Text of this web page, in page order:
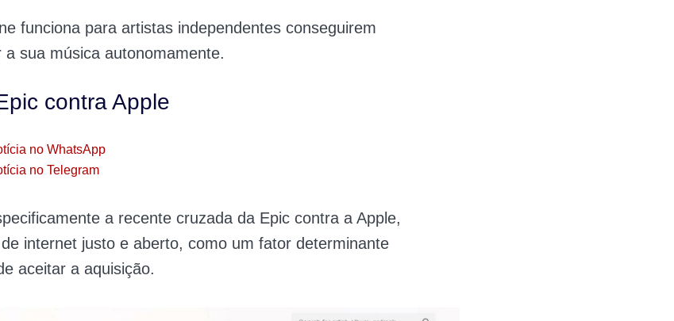
funciona para artistas independentes conseguirem
a sua música autonomamente.
contra Apple
no WhatsApp
no Telegram
a recente cruzada da Epic contra a Apple,
internet justo e aberto, como um fator determinante
aceitar a aquisição.